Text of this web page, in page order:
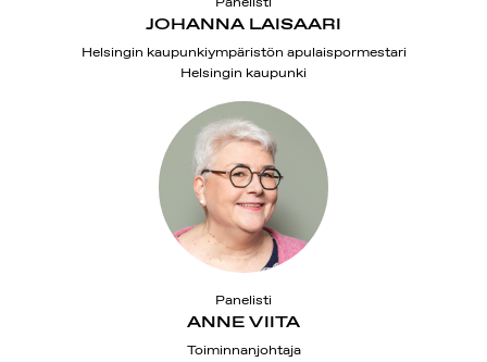
JOHANNA LAISAARI
Helsingin kaupunkiympäristön apulaispormestari
Helsingin kaupunki
ANNE VIITA
Panelisti
Toiminnanjohtaja